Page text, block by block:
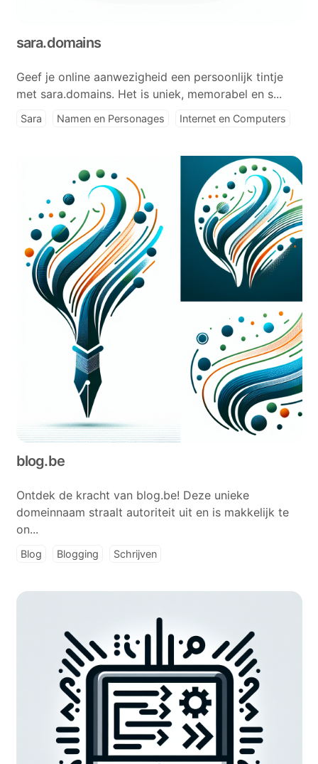
sara.domains
Geef je online aanwezigheid een persoonlijk tintje
met sara.domains. Het is uniek, memorabel en s...
Sara Namen en Personages Internet en Computers
blog.be
Ontdek de kracht van blog.be! Deze unieke
domeinnaam straalt autoriteit uit en is makkelijk te
on...
Blog Blogging Schrijven